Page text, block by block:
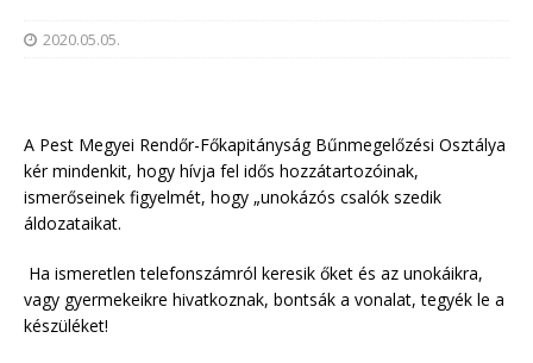
2020.05.05.
A Pest Megyei Rendőr-Főkapitányság Bűnmegelőzési Osztálya
kér mindenkit, hogy hívja fel idős hozzátartozóinak,
ismerőseinek figyelmét, hogy „unokázós csalók szedik
áldozataikat.
Ha ismeretlen telefonszámról keresik őket és az unokáikra,
vagy gyermekeikre hivatkoznak, bontsák a vonalat, tegyék le a
készüléket!